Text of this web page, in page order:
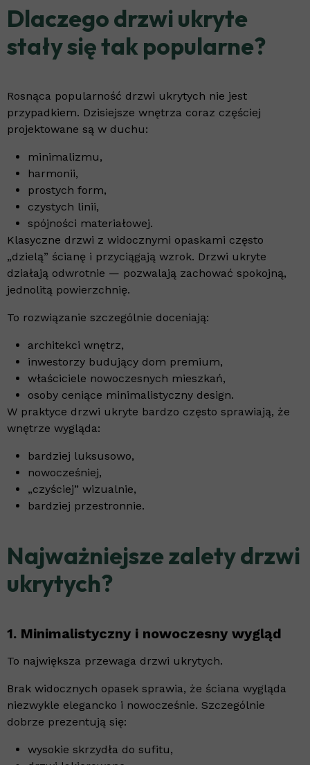
Dlaczego drzwi ukryte
stały się tak popularne?
Rosnąca popularność drzwi ukrytych nie jest
przypadkiem. Dzisiejsze wnętrza coraz częściej
projektowane są w duchu:
minimalizmu,
harmonii,
prostych form,
czystych linii,
spójności materiałowej.
Klasyczne drzwi z widocznymi opaskami często
„dzielą” ścianę i przyciągają wzrok. Drzwi ukryte
działają odwrotnie — pozwalają zachować spokojną,
jednolitą powierzchnię.
To rozwiązanie szczególnie doceniają:
architekci wnętrz,
inwestorzy budujący dom premium,
właściciele nowoczesnych mieszkań,
osoby ceniące minimalistyczny design.
W praktyce drzwi ukryte bardzo często sprawiają, że
wnętrze wygląda:
bardziej luksusowo,
nowocześniej,
„czyściej” wizualnie,
bardziej przestronnie.
Najważniejsze zalety drzwi
ukrytych?
1. Minimalistyczny i nowoczesny wygląd
To największa przewaga drzwi ukrytych.
Brak widocznych opasek sprawia, że ściana wygląda
niezwykle elegancko i nowocześnie. Szczególnie
dobrze prezentują się:
wysokie skrzydła do sufitu,